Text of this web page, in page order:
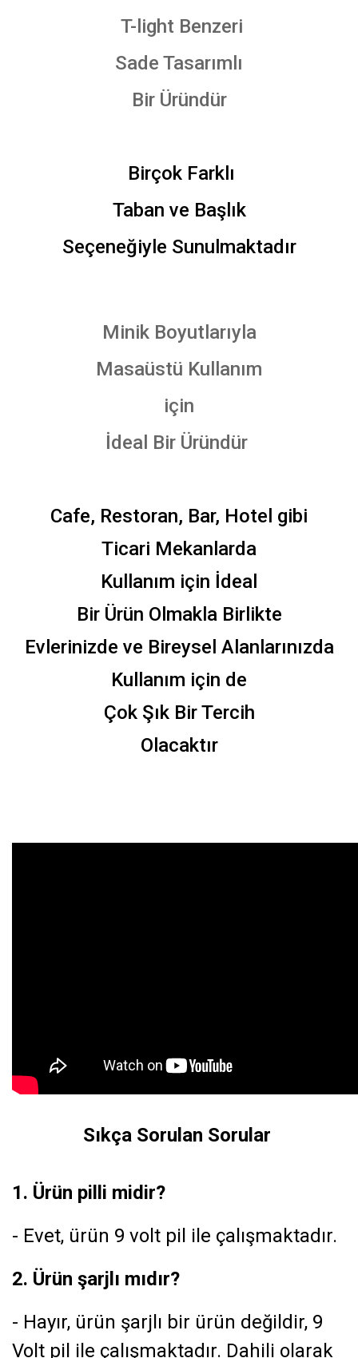
T-light Benzeri
Sade Tasarımlı
Bir Üründür
Birçok Farklı
Taban ve Başlık
Seçeneğiyle Sunulmaktadır
Minik Boyutlarıyla
Masaüstü Kullanım
için
İdeal Bir Üründür
Cafe, Restoran, Bar, Hotel gibi
Ticari Mekanlarda
Kullanım için İdeal
Bir Ürün Olmakla Birlikte
Evlerinizde ve Bireysel Alanlarınızda
Kullanım için de
Çok Şık Bir Tercih
Olacaktır
Sıkça Sorulan Sorular
1. Ürün pilli midir?
- Evet, ürün 9 volt pil ile çalışmaktadır.
2. Ürün şarjlı mıdır?
- Hayır, ürün şarjlı bir ürün değildir, 9
Volt pil ile çalışmaktadır. Dahili olarak